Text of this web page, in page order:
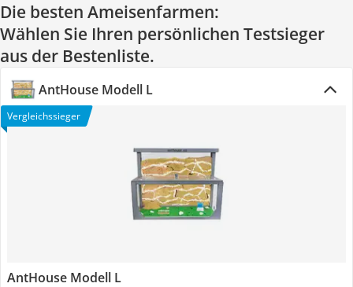
Die besten Ameisenfarmen:
Wählen Sie Ihren persönlichen Testsieger
aus der Bestenliste.
AntHouse Modell L
Vergleichssieger
AntHouse Modell L